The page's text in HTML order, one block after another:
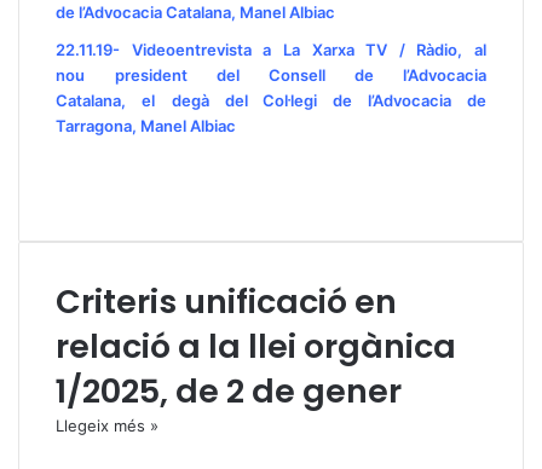
de l’Advocacia Catalana, Manel Albiac
22.11.19- Videoentrevista a La Xarxa TV / Ràdio, al
nou
president del Consell de l’Advocacia
Catalana, el
degà del Col·legi de l’Advocacia de
Tarragona, Manel Albiac
Criteris unificació en
relació a la llei orgànica
1/2025, de 2 de gener
Llegeix més »